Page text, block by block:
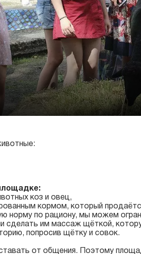
коз и овец,
кормом, который
норму по рациону, мы можем
сделать им массаж щёткой,
попросив щётку и совок.
от общения. Поэтому